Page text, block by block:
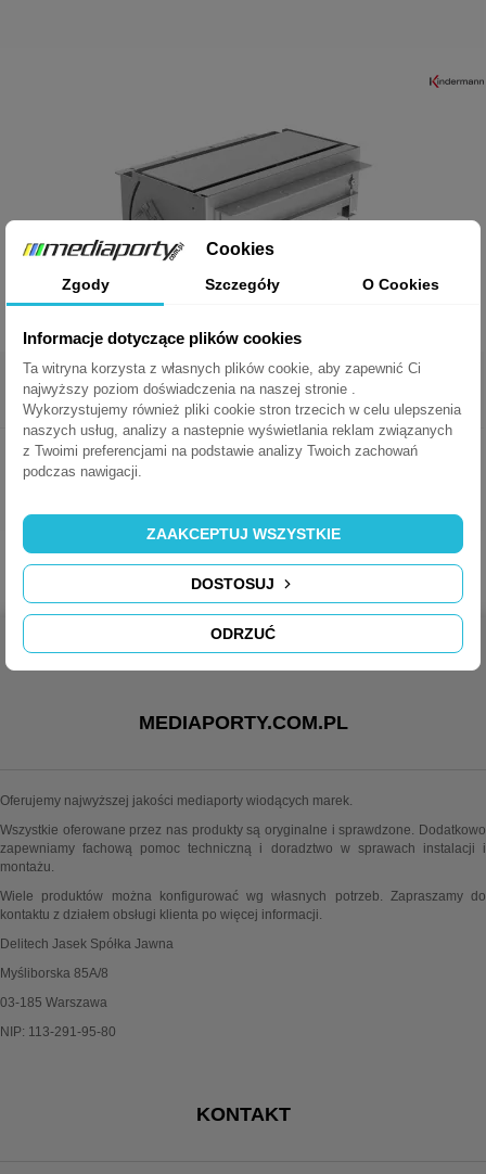
Kindermann CablePort FLEX 4-modułowy, bez ramki
Index: KM-7448000030
2x 230V + RJ45 + HDMI + VGA + Mini Jack
PORÓWNAJ (0)
MEDIAPORTY.COM.PL
Oferujemy najwyższej jakości mediaporty wiodących marek.
Wszystkie oferowane przez nas produkty są oryginalne i sprawdzone. Dodatkowo
zapewniamy fachową pomoc techniczną i doradztwo w sprawach instalacji i
montażu.
Wiele produktów można konfigurować wg własnych potrzeb. Zapraszamy do
kontaktu z działem obsługi klienta po więcej informacji.
Delitech Jasek Spółka Jawna
Myśliborska 85A/8
03-185 Warszawa
NIP: 113-291-95-80
KONTAKT
Cookies
Zgody Szczegóły O Cookies
Informacje dotyczące plików cookies
Ta witryna korzysta z własnych plików cookie, aby zapewnić Ci
najwyższy poziom doświadczenia na naszej stronie .
Wykorzystujemy również pliki cookie stron trzecich w celu ulepszenia
naszych usług, analizy a nastepnie wyświetlania reklam związanych
z Twoimi preferencjami na podstawie analizy Twoich zachowań
podczas nawigacji.
ODRZUĆ
DOSTOSUJ
ZAAKCEPTUJ WSZYSTKIE